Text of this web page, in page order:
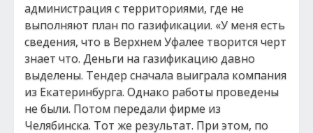
администрация с территориями, где не
выполняют план по газификации. «У меня есть
сведения, что в Верхнем Уфалее творится черт
знает что. Деньги на газификацию давно
выделены. Тендер сначала выиграла компания
из Екатеринбурга. Однако работы проведены
не были. Потом передали фирме из
Челябинска. Тот же результат. При этом, по